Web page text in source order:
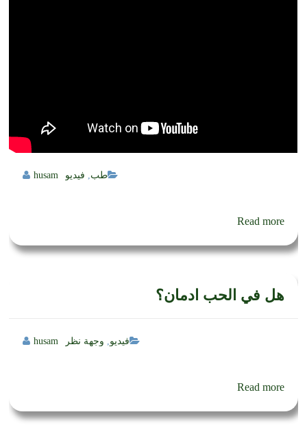
husam طب فيديو
Read more
هل في الحب ادمان؟
husam فيديو وجهة نظر
Read more